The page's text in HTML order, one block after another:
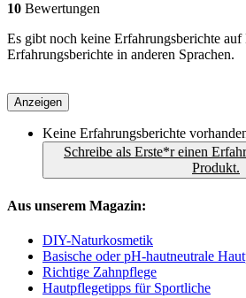
10 Bewertungen
Es gibt noch keine Erfahrungsberichte auf
Erfahrungsberichte in anderen Sprachen.
Anzeigen
Keine Erfahrungsberichte
Schreibe als Erste*r einen
Produkt.
Aus unserem Magazin:
DIY-Naturkosmetik
Basische oder pH-hautneutrale
Richtige Zahnpflege
Hautpflegetipps für Sportliche